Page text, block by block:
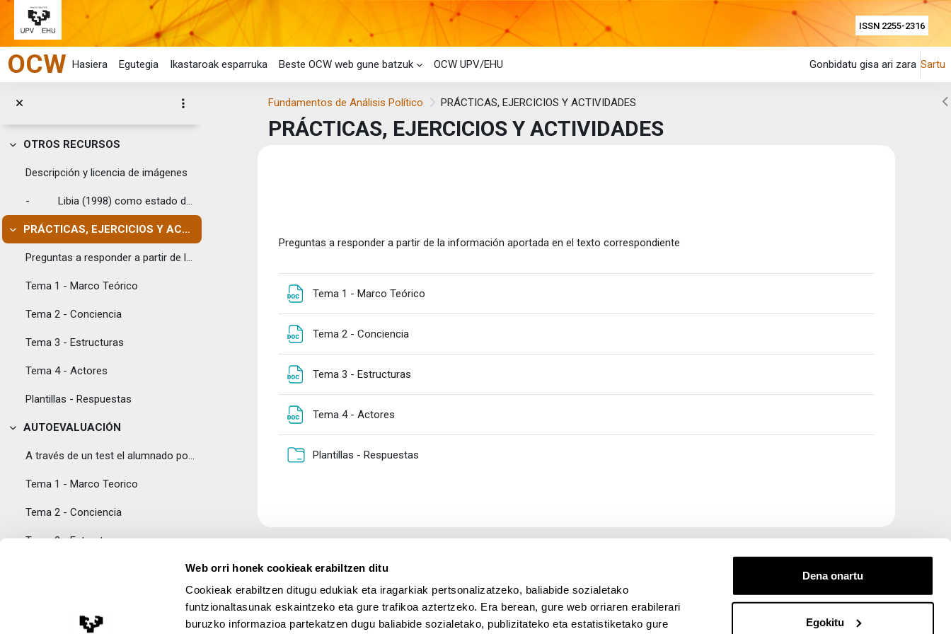
Web orri honek cookieak erabiltzen ditu
Cookieak erabiltzen ditugu edukiak eta iragarkiak pertsonalizatzeko, baliabide sozialetako
funtzionaltasunak eskaintzeko eta gure trafikoa aztertzeko. Era berean, gure web orriaren erabilerari
buruzko informazioa partekatzen dugu baliabide sozialetako, publizitateko eta estatistiketako gure
Dena onartu
Egokitu
ISSN 2255-2316
Joan eduki nagusira zuzenean
OCW Hasiera Egutegia Ikastaroak esparruka Beste OCW web gune batzuk OCW UPV/EHU Gonbidatu gisa ari zara Sartu
Estructuras
Actores
Tolestu
OTROS RECURSOS
Descripción y licencia de imágenes
- Libia (1998) como estado de alta capaci...
Tolestu
PRÁCTICAS, EJERCICIOS Y ACTIVIDADES
Preguntas a responder a partir de la información a...
Tema 1 - Marco Teórico
Tema 2 - Conciencia
Tema 3 - Estructuras
Tema 4 - Actores
Plantillas - Respuestas
Tolestu
AUTOEVALUACIÓN
A través de un test el alumnado podrá verificar la...
Tema 1 - Marco Teorico
Tema 2 - Conciencia
Tema 3 - Estructuras
PROFESORADO
Fundamentos de Análisis Político PRÁCTICAS, EJERCICIOS Y ACTIVIDADES
PRÁCTICAS, EJERCICIOS Y ACTIVIDADES
Preguntas a responder a partir de la información aportada en el texto correspondiente
Tema 1 - Marco Teórico
Tema 2 - Conciencia
Tema 3 - Estructuras
Tema 4 - Actores
Plantillas - Respuestas
Lege Oharra App deskargatu UPV/EHU en Facebook (abre ventana nueva)
UPV/EHU en Twitter (abre ventana nueva)
UPV/EHU en LinkedIn (abre ventana nueva)
UPV/EHU en YouTube (abre ventana nueva)